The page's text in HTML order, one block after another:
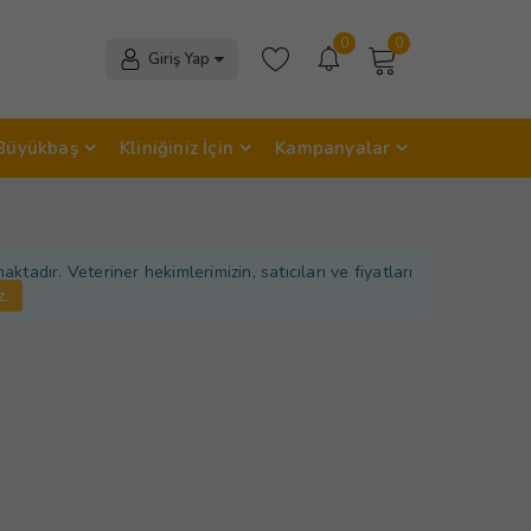
0
0
Giriş Yap
Kliniğiniz İçin Kampanyalar
Veteriner hekimlerimizin, satıcıları ve fiyatları